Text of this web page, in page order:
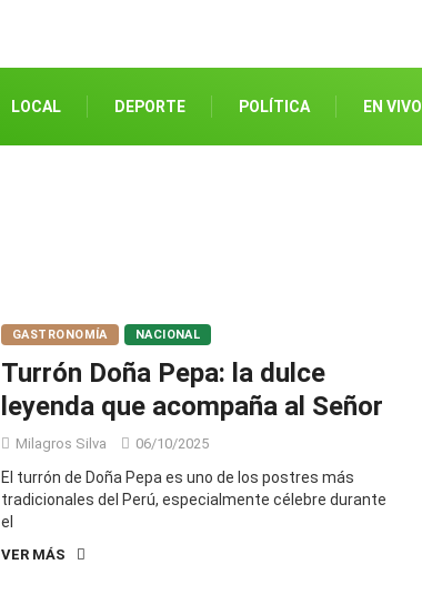
LOCAL DEPORTE POLÍTICA EN VIVO
GASTRONOMÍA NACIONAL
Turrón Doña Pepa: la dulce
leyenda que acompaña al Señor
Milagros Silva 06/10/2025
El turrón de Doña Pepa es uno de los postres más
tradicionales del Perú, especialmente célebre durante
el
VER MÁS